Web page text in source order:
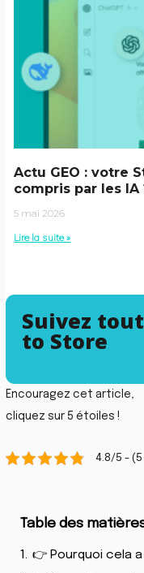
Encouragez cet article,
cliquez sur 5 étoiles !
4.8/5 -
Table des
1. 👉 Pourquoi cela
Actu GEO : votre
compris par les IA
5 mai 2026
Lire la suite »
Suivez
to Store